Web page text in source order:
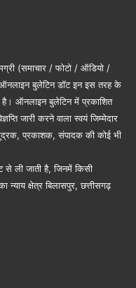
(समाचार / फोटो / ऑडियो /
बुलेटिन डॉट इन इस तरह के
है। ऑनलाइन बुलेटिन में प्रकाशित
जारी करने वाला स्वयं जिम्मेदार
प्रकाशक, संपादक की कोई भी
से ली जाती है, जिनमें किसी
न्याय क्षेत्र बिलासपुर, छत्तीसगढ़